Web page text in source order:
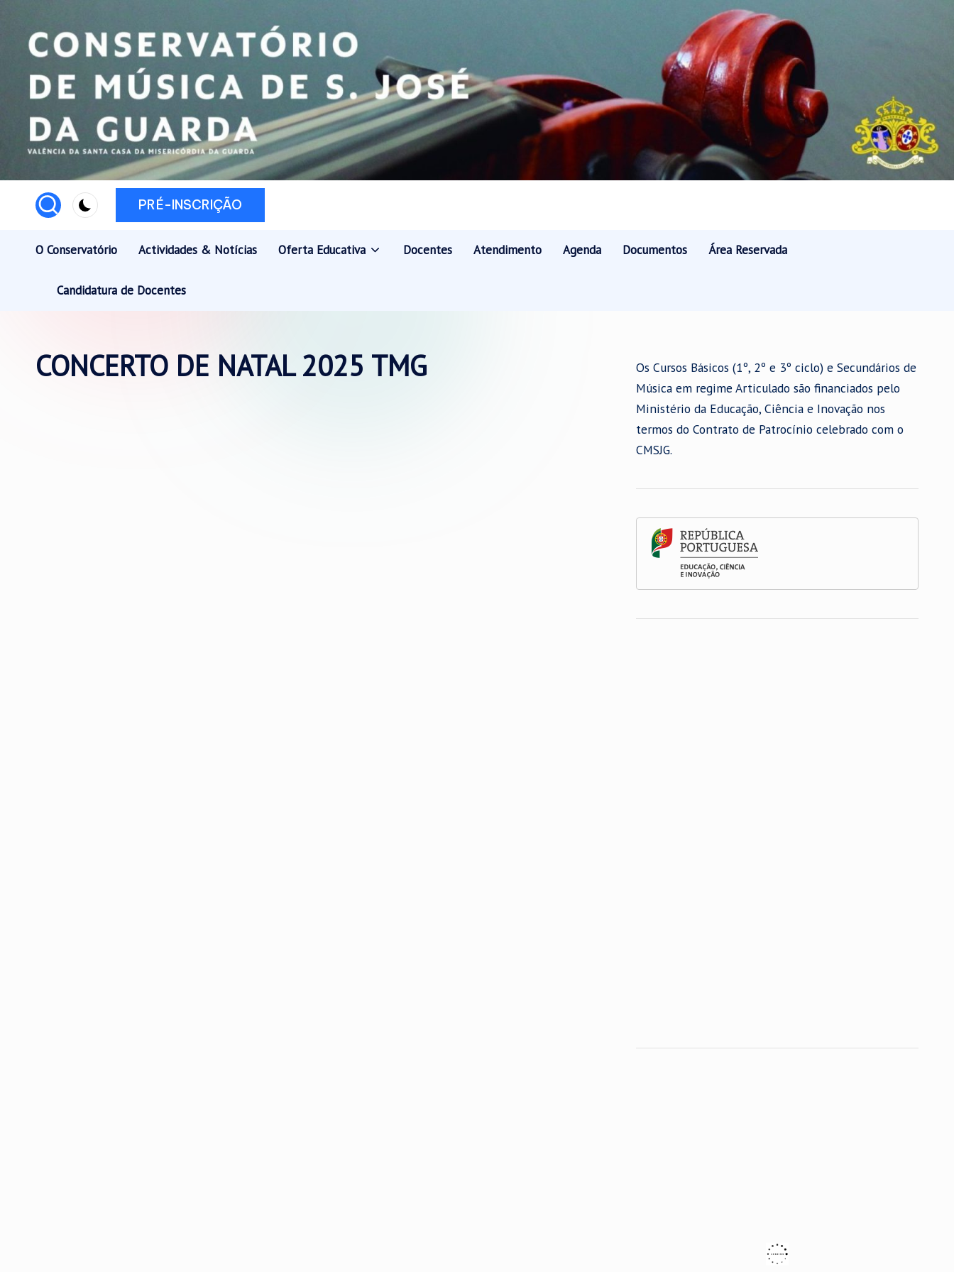
content
PRÉ-INSCRIÇÃO
O Conservatório Actividades & Notícias Oferta Educativa Docentes Atendimento Agenda Documentos Área Reservada
Candidatura de Docentes
CONCERTO DE NATAL 2025 TMG
Os Cursos Básicos (1º, 2º e 3º ciclo) e Secundários de
Música em regime Articulado são financiados pelo
Ministério da Educação, Ciência e Inovação nos
termos do Contrato de Patrocínio celebrado com o
CMSJG.